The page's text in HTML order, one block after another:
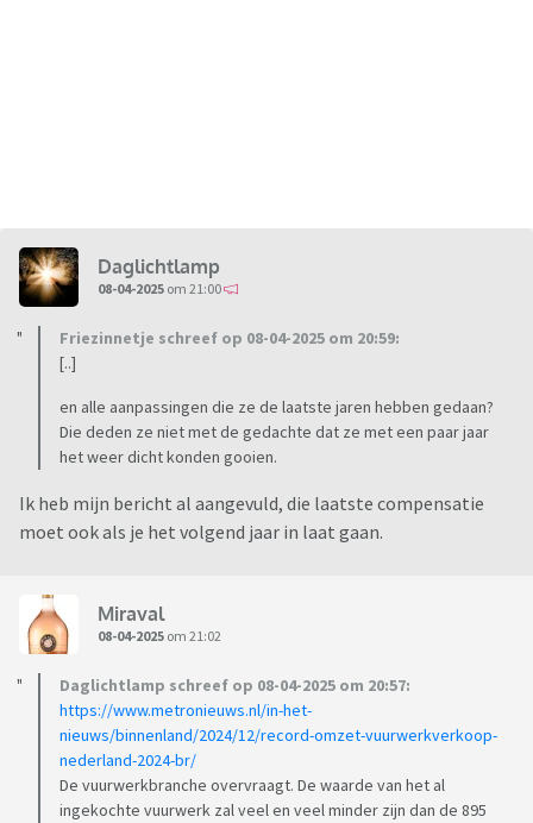
Daglichtlamp
08-04-2025 om 21:00
Friezinnetje schreef op 08-04-2025 om 20:59:
[..]
en alle aanpassingen die ze de laatste jaren hebben gedaan?
Die deden ze niet met de gedachte dat ze met een paar jaar
het weer dicht konden gooien.
Ik heb mijn bericht al aangevuld, die laatste compensatie
moet ook als je het volgend jaar in laat gaan.
Miraval
08-04-2025 om 21:02
Daglichtlamp schreef op 08-04-2025 om 20:57:
https://www.metronieuws.nl/in-het-
nieuws/binnenland/2024/12/record-omzet-vuurwerkverkoop-
nederland-2024-br/
De vuurwerkbranche overvraagt. De waarde van het al
ingekochte vuurwerk zal veel en veel minder zijn dan de 895